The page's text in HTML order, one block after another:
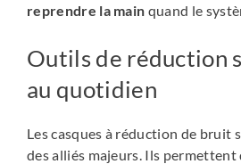
reprendre la main quand le
Outils de réduction
au quotidien
Les casques à réduction de bruit
des alliés majeurs. Ils